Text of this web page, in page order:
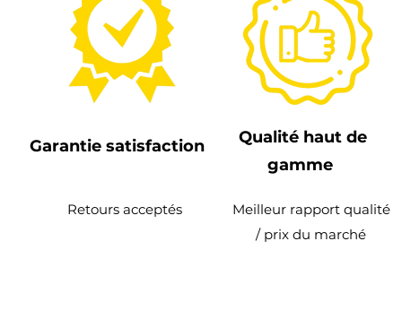
Garantie satisfaction
Qualité haut de
gamme
Retours acceptés
Meilleur rapport qualité
/ prix du marché